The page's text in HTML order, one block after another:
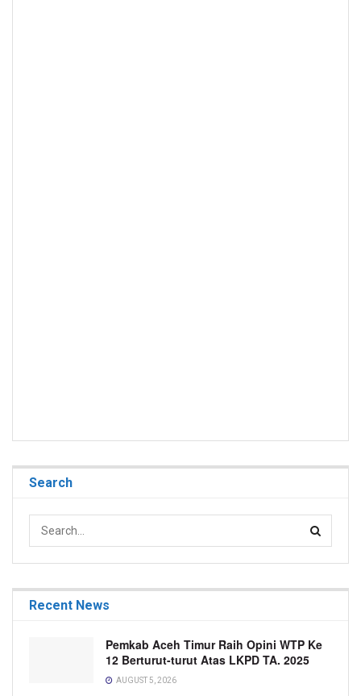
Search
Recent News
Pemkab Aceh Timur Raih Opini WTP Ke
12 Berturut-turut Atas LKPD TA. 2025
AUGUST 5, 2026